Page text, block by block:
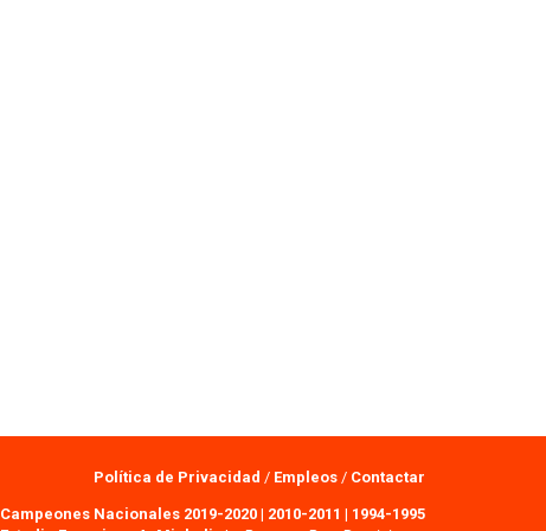
Política de Privacidad / Empleos / Contactar
Campeones Nacionales 2019-2020 | 2010-2011 | 1994-1995